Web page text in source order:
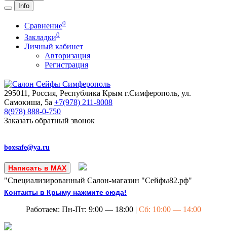
Info
Сравнение0
Закладки0
Личный кабинет
Авторизация
Регистрация
295011, Россия, Республика Крым г.Симферополь, ул.
Самокиша, 5а +7(978) 211-8008
8(978) 888-0-750
Заказать обратный звонок
boxsafe@ya.ru
Написать в MAX
"Специализированный Салон-магазин "Сейфы82.рф"
Контакты в Крыму нажмите сюда!
Работаем: Пн-Пт: 9:00 — 18:00 | Сб: 10:00 — 14:00